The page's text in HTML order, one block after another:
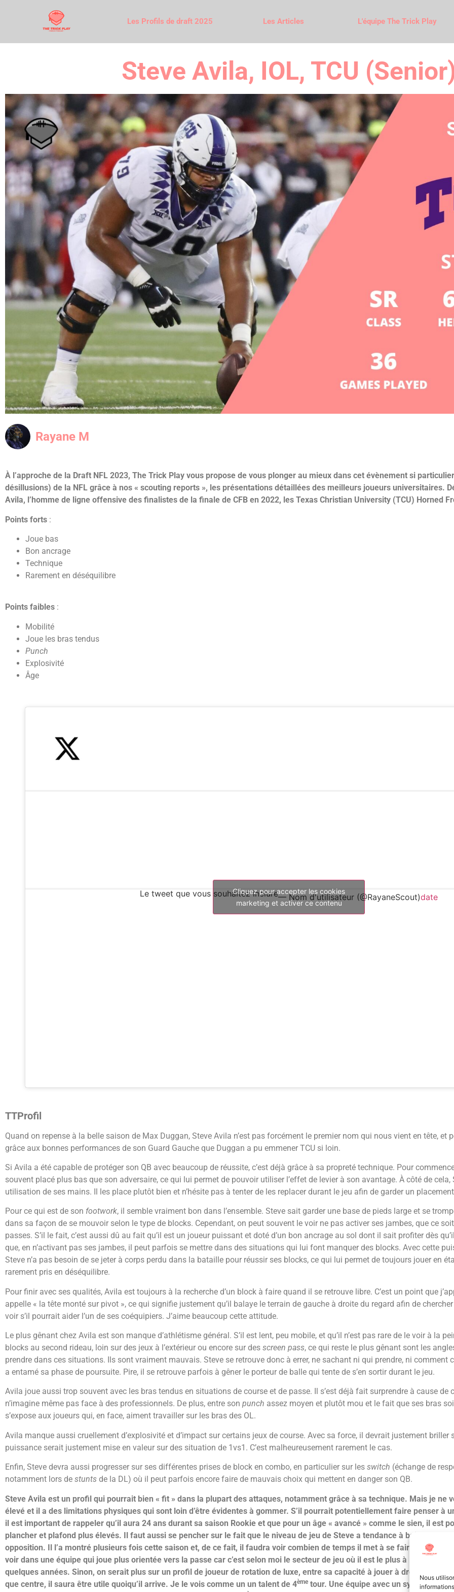
Nous
Les Profils de draft 2025 Les Articles L'équipe The Trick Play
Steve Avila, IOL, TCU
Rayane M
À l’approche de la Draft NFL 2023, The Trick Play vous propose de vous plonger au mieux dans cet évènement si
désillusions) de la NFL grâce à nos « scouting reports », les présentations détaillées des meilleurs joueurs universitaires.
Avila, l’homme de ligne offensive des finalistes de la finale de CFB en 2022, les Texas Christian University (TCU) Horned
Points forts :
Joue bas
Bon ancrage
Technique
Rarement en déséquilibre
Points faibles :
Mobilité
Joue les bras tendus
Punch
Explosivité
Âge
Le tweet que vous souhaitez inclure— Nom d'utilisateur (@RayaneScout)date
Cliquez pour accepter les cookies
marketing et activer ce contenu
TTProfil
Quand on repense à la belle saison de Max Duggan, Steve Avila n’est pas forcément le premier nom qui nous vient en tête, et
grâce aux bonnes performances de son Guard Gauche que Duggan a pu emmener TCU si loin.
Si Avila a été capable de protéger son QB avec beaucoup de réussite, c’est déjà grâce à sa propreté technique. Pour
souvent placé plus bas que son adversaire, ce qui lui permet de pouvoir utiliser l’effet de levier à son avantage. À côté de cela,
utilisation de ses mains. Il les place plutôt bien et n’hésite pas à tenter de les replacer durant le jeu afin de garder un
Pour ce qui est de son footwork, il semble vraiment bon dans l’ensemble. Steve sait garder une base de pieds large et se
dans sa façon de se mouvoir selon le type de blocks. Cependant, on peut souvent le voir ne pas activer ses jambes, que ce
passes. S’il le fait, c’est aussi dû au fait qu’il est un joueur puissant et doté d’un bon ancrage au sol dont il sait profiter dès
que, en n’activant pas ses jambes, il peut parfois se mettre dans des situations qui lui font manquer des blocks. Avec cette
Steve n’a pas besoin de se jeter à corps perdu dans la bataille pour réussir ses blocks, ce qui lui permet de toujours jouer en
rarement pris en déséquilibre.
Pour finir avec ses qualités, Avila est toujours à la recherche d’un block à faire quand il se retrouve libre. C’est un point que
appelle « la tête monté sur pivot », ce qui signifie justement qu’il balaye le terrain de gauche à droite du regard afin de
voir s’il pourrait aider l’un de ses coéquipiers. J’aime beaucoup cette attitude.
Le plus gênant chez Avila est son manque d’athlétisme général. S’il est lent, peu mobile, et qu’il n’est pas rare de le voir à la
blocks au second rideau, loin sur des jeux à l’extérieur ou encore sur des screen pass, ce qui reste le plus gênant sont les
prendre dans ces situations. Ils sont vraiment mauvais. Steve se retrouve donc à errer, ne sachant ni qui prendre, ni comment
a entamé sa phase de poursuite. Pire, il se retrouve parfois à gêner le porteur de balle qui tente de s’en sortir durant le jeu.
Avila joue aussi trop souvent avec les bras tendus en situations de course et de passe. Il s’est déjà fait surprendre à cause de
n’imagine même pas face à des professionnels. De plus, entre son punch assez moyen et plutôt mou et le fait que ses bras
s’expose aux joueurs qui, en face, aiment travailler sur les bras des OL.
Avila manque aussi cruellement d’explosivité et d’impact sur certains jeux de course. Avec sa force, il devrait justement briller
puissance serait justement mise en valeur sur des situation de 1vs1. C’est malheureusement rarement le cas.
Enfin, Steve devra aussi progresser sur ses différentes prises de block en combo, en particulier sur les switch (échange de
notamment lors de stunts de la DL) où il peut parfois encore faire de mauvais choix qui mettent en danger son QB.
Steve Avila est un profil qui pourrait bien « fit » dans la plupart des attaques, notamment grâce à sa technique. Mais je ne
élevé et il a des limitations physiques qui sont loin d’être évidentes à gommer. S’il pourrait potentiellement faire penser à
il est important de rappeler qu’il aura 24 ans durant sa saison Rookie et que pour un âge « avancé » comme le sien, il est
plancher et plafond plus élevés. Il faut aussi se pencher sur le fait que le niveau de jeu de Steve a tendance à baisser
opposition. Il l’a montré plusieurs fois cette saison et, de ce fait, il faudra voir combien de temps il met à se faire au niveau
voir dans une équipe qui joue plus orientée vers la passe car c’est selon moi le secteur de jeu où il est le plus à l’aise et où
quelques années. Sinon, on serait plus sur un profil de joueur de rotation de luxe, entre sa capacité à jouer à droite ou à
que centre, il saura être utile quoiqu’il arrive. Je le vois comme un un talent de 4ème tour. Une équipe avec un système qui